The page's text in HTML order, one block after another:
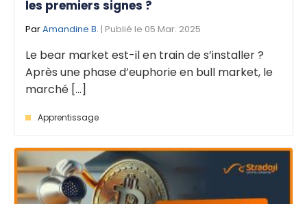
les premiers signes ?
ParAmandine B. | Publié le 05 Mar. 2025
Le bear market est-il en train de s’installer ?
Après une phase d’euphorie en bull market, le
marché [...]
Apprentissage